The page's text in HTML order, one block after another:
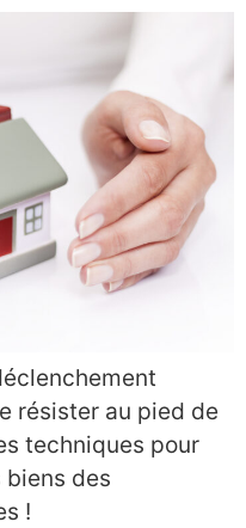
résister au pied de
techniques pour
des
!